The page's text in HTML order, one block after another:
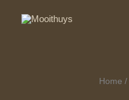
Home /